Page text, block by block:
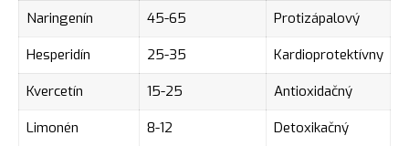
Naringenín 45-65
Protizápalový
Hesperidín
25-35
Kardioprotektívny
Kvercetín
15-25
Antioxidačný
Limonén
8-12 Detoxikačný